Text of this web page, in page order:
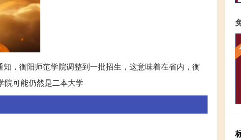
，衡阳师范学院调整到一批招生，这意味着在省内，衡
院可能仍然是二本大学